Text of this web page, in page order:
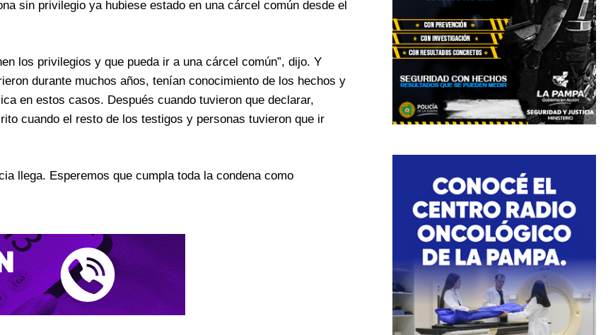
sin privilegio ya hubiese estado en una cárcel común desde el
los privilegios y que pueda ir a una cárcel común”, dijo. Y
durante muchos años, tenían conocimiento de los hechos y
en estos casos. Después cuando tuvieron que declarar,
cuando el resto de los testigos y personas tuvieron que ir
llega. Esperemos que cumpla toda la condena como